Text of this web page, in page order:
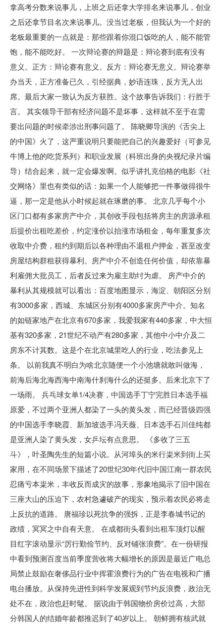
拿高考分数来说事儿，上班之后还拿大学排名来说事儿，创业
之后还拿节目名次来说事儿。没当过老板，但我认为一个好的
老板最重要的一点就是：那些跟着你混口饭吃的人，能不能管
饱，能不能吃好。 一次辩论赛的辩题是：辩论赛到底有没有
意义。正方：辩论赛有意义。反方：辩论赛无意义。辩论赛举
办当天，正方准备已久，引经据典，妙语连珠，反方无人出
席。最后大家一致认为反方获胜。这个故事告诉我们：行胜于
言。 其实领导干部有经济问题不是坏事，这样就不至于在需
要出问题的时候牵涉出刑事问题了。 陈晓卿导演的《舌尖上
的中国》火了，这严重说明只要能把自己的兴趣爱好（可参见
牛博上他的吃货系列）和职业发展（科班出身的央视纪录片编
导）结合起来，就一定会爆发啊。似乎讲扎克伯格的电影《社
交网络》里也有类似的话：如果一个人能够把一件事做得很牛
逼，那一定是他从小时候起就在琢磨的事。 北京几乎每个小
区门口都有多家房产中介，其创收手段包括将房主的房源承租
后提价出租吃差价，约定涨价以抬涨市场租金，每年重复多次
收取中介费，租约到期后以各种理由不退租户押金，甚至改变
房屋结构群租获得暴利。房产中介不创造任何价值，却依靠暴
利雇佣大批员工，后者反过来为雇主助纣为虐。 房产中介的
暴利从其规模就可以看出：百度地图显示，海淀、朝阳区分别
有3000多家，西城、东城区分别有4000多家房产中介。知名
的如链家地产在北京有670多家，我爱我家有440多家，中大恒
基有320多家，21世纪不动产有280多家，其他中小中介及二
房东不计其数。这是个在北京城里吃人的行业，吃法参见上
条。 以前我真不明白为啥北京随便一个小池塘就敢叫做海，
前海后海北海西海中南海什刹海什么的还挺多。后来北京下了
一场雨。 兵乓球女单1/4决赛，中国选手丁宁完胜日本选手福
原爱，不过两个亚洲人都染了一头的黄头发，而已经晋级四强
的中国选手李晓霞、新加坡选手冯天薇、日本选手石川佳纯都
是亚洲人染了黄头发，女乒坛有点意思。 《多收了三五
斗》，叶圣陶先生的短篇小说。从河埠头的米行粜米到街上买
家用，在不同场景下描述了20世纪30年代旧中国江南一群农民
忍痛亏本粜米，丰收反而成灾的故事，形象地揭示了旧中国在
三座大山的压迫下，农村急遽破产的现实，预示着农民必将走
上反抗的道路。 唐福珍以死抗争的强拆，正是李春城书记的
政绩，冥冥之中自有天意。 在成都街头看到出租车顶灯以醒
目红字滚动显示“厉行勤俭节约、反对铺张浪费”。在一份研报
中看到预测百度当前季度营收将大幅增长的原因是最近广电总
局禁止鼓励在奢侈品行业中挥霍浪费行为的广告在电视和广播
电台播放。从保持先进性到科学发展观到节约反浪费，政治无
处不在，政治也赶时髦。 据说由于韩国物价房价过高，大部
分韩国人的结婚年龄都推迟到了40岁以上。 朝鲜拥有核武就